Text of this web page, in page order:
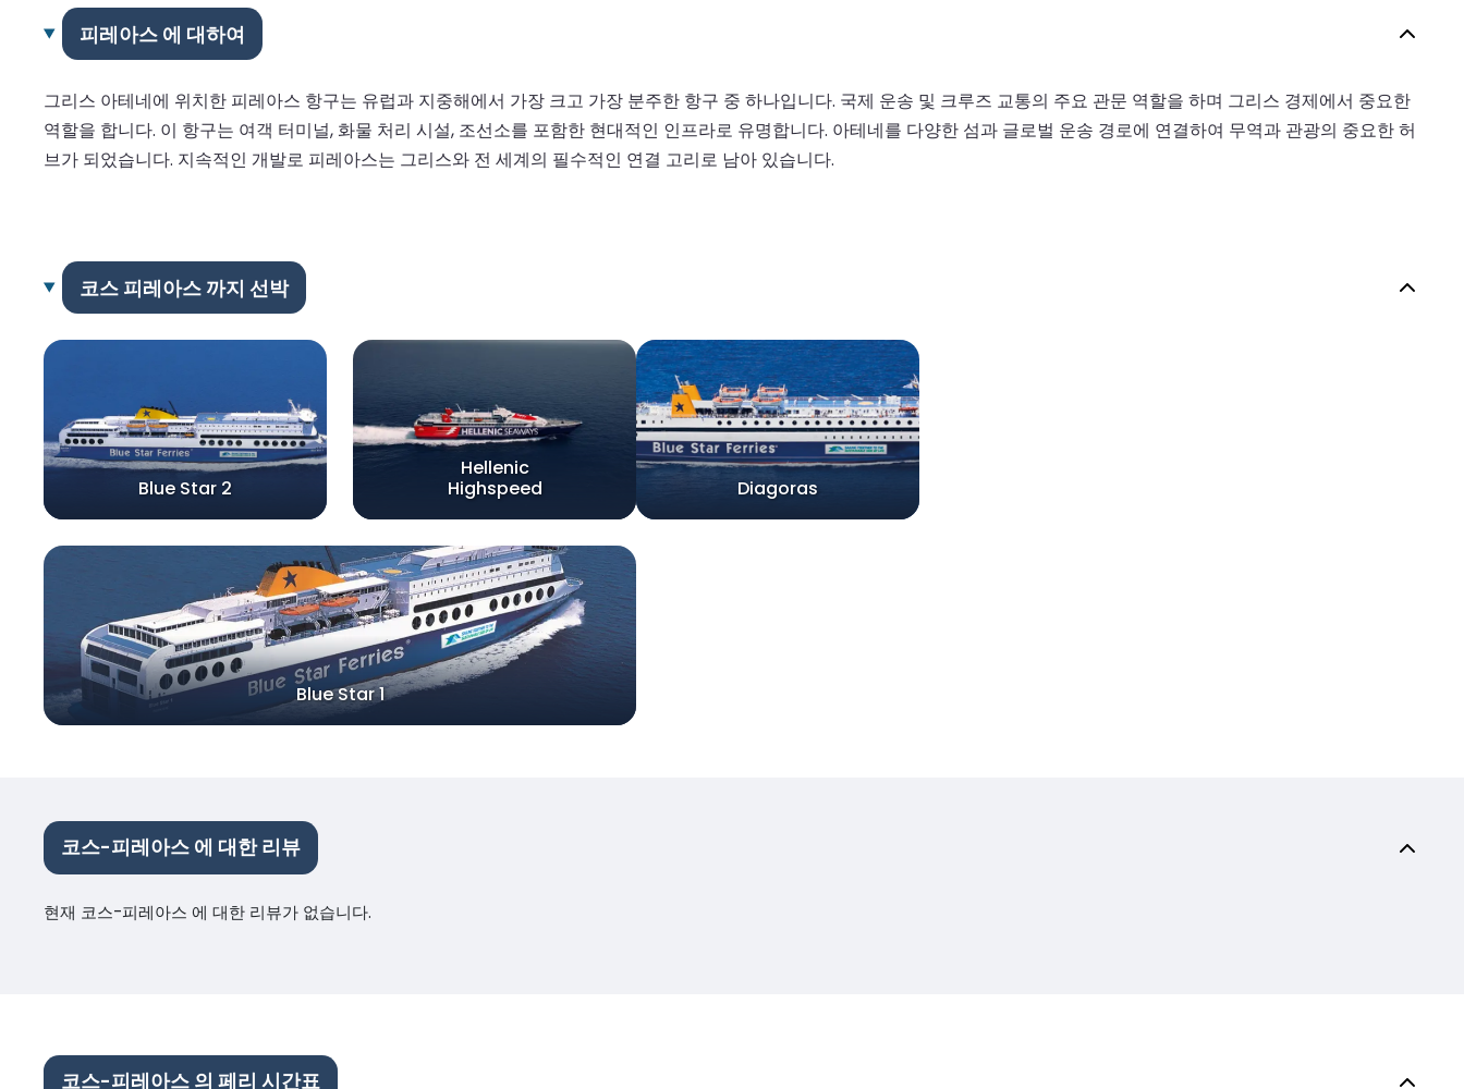
피레아스 에 대하여
그리스 아테네에 위치한 피레아스 항구는 유럽과 지중해에서 가장 크고 가장 분주한 항구 중 하나입니다. 국제 운송 및 크루즈 교통의 주요 관문 역할을 하며 그리스 경제에서 중요한
역할을 합니다. 이 항구는 여객 터미널, 화물 처리 시설, 조선소를 포함한 현대적인 인프라로 유명합니다. 아테네를 다양한 섬과 글로벌 운송 경로에 연결하여 무역과 관광의 중요한 허
브가 되었습니다. 지속적인 개발로 피레아스는 그리스와 전 세계의 필수적인 연결 고리로 남아 있습니다.
코스 피레아스 까지 선박
Blue Star 2
Hellenic
Highspeed
Blue Star 1
Diagoras
코스-피레아스 에 대한 리뷰
현재 코스-피레아스 에 대한 리뷰가 없습니다.
코스-피레아스 의 페리 시간표